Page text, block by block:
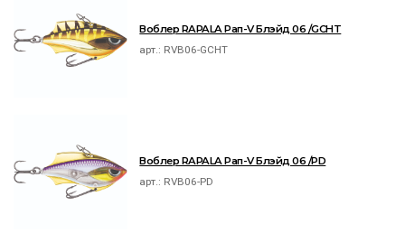
Воблер RAPALA Рап-V Блэйд 06 /GCHT
арт.: RVB06-GCHT
Воблер RAPALA Рап-V Блэйд 06 /PD
арт.: RVB06-PD